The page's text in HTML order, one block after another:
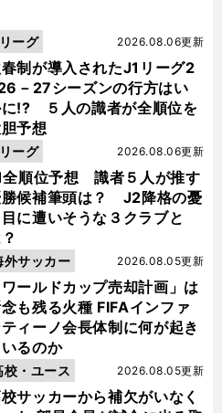
制が導入されたJ1リーグ2
－27シーズンの行方はい
!? ５人の識者が全順位を
予想
2026.08.06更新
ーグ
全順位予想 識者５人が推す
候補筆頭は？ J2降格の憂
に遭いそうな３クラブと
2026.08.06更新
ーグ
ワールドカップ売却計画」は
も残る火種 FIFAインファ
ィーノ会長体制に何が起き
るのか
2026.08.05更新
外サッカー
サッカーから補欠がいなく
2026.08.05更新
校・ユース